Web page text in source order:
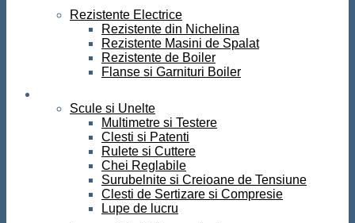
Rezistente Electrice
Rezistente din Nichelina
Rezistente Masini de Spalat
Rezistente de Boiler
Flanse si Garnituri Boiler
Scule si Unelte
Multimetre si Testere
Clesti si Patenti
Rulete si Cuttere
Chei Reglabile
Surubelnite si Creioane de Tensiune
Clesti de Sertizare si Compresie
Lupe de lucru